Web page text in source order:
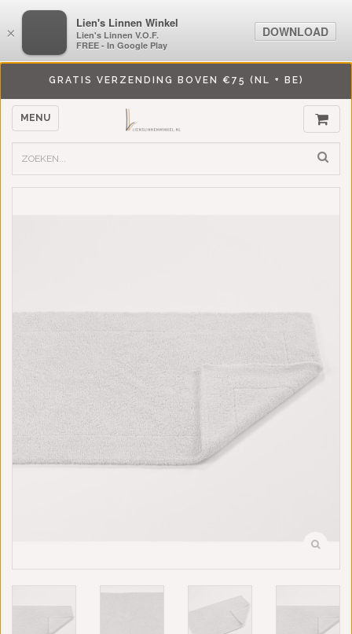
GRATIS VERZENDING BOVEN €75 (NL + BE)
MENU
×
LiensLinnenwinkel.nl
Lien's Linnen V.O.F.
FREE - In Google Play
DOWNLOAD
×
Lien's Linnen Winkel
Lien's Linnen V.O.F.
FREE - In Google Play
DOWNLOAD